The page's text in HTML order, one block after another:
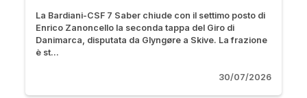
La Bardiani-CSF 7 Saber chiude con il settimo posto di
Enrico Zanoncello la seconda tappa del Giro di
Danimarca, disputata da Glyngøre a Skive. La frazione
è st...
30/07/2026